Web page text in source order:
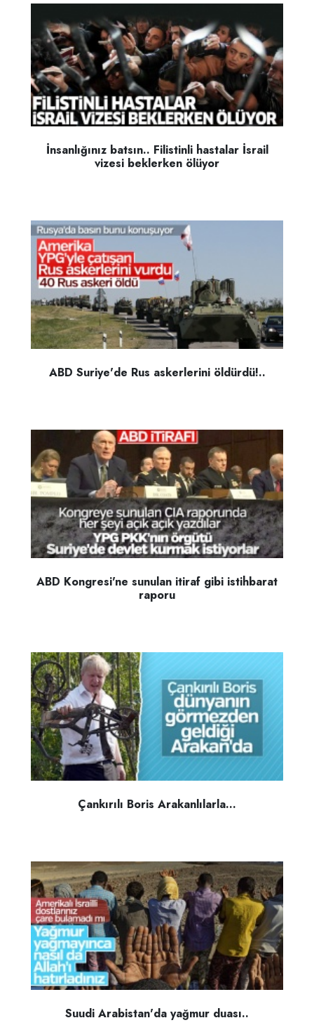
İnsanlığınız batsın.. Filistinli hastalar İsrail
vizesi beklerken ölüyor
ABD Suriye'de Rus askerlerini öldürdü!..
ABD Kongresi'ne sunulan itiraf gibi istihbarat
raporu
Çankırılı Boris Arakanlılarla...
Suudi Arabistan'da yağmur duası..